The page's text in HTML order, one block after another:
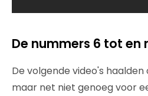
De nummers 6 tot en
De volgende video's
maar net niet genoeg voor